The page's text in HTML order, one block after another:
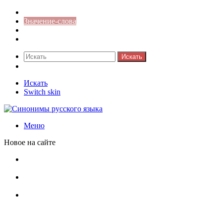
Значение-слова
Искать
Искать
Switch skin
Меню
Новое на сайте